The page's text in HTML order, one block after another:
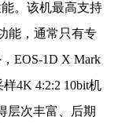
。该机最高支持
能，通常只有专
EOS-1D X Mark
4K 4:2:2 10bit机
层次丰富、后期